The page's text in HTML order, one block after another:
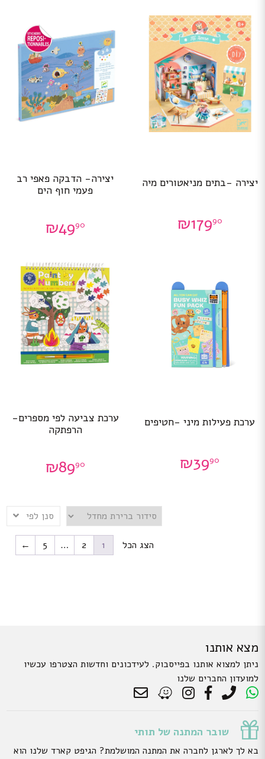
יצירה -בתים מניאטורים מיה
₪17990
יצירה- הדבקה פאפי רב
פעמי חוף הים
₪4990
ערכת פעילות מיני -חטיפים
₪3990
ערכת צביעה לפי מספרים-
הרפתקה
₪8990
סנן לפי
1
2
…
5
← הצג הכל
מצא אותנו
ניתן למצוא אותנו בפייסבוק. לעידכונים וחדשות הצטרפו עכשיו
למועדון החברים שלנו
שובר המתנה של תותי
בא לך לארגן לחברה את המתנה המושלמת? הגיפט קארד שלנו הוא